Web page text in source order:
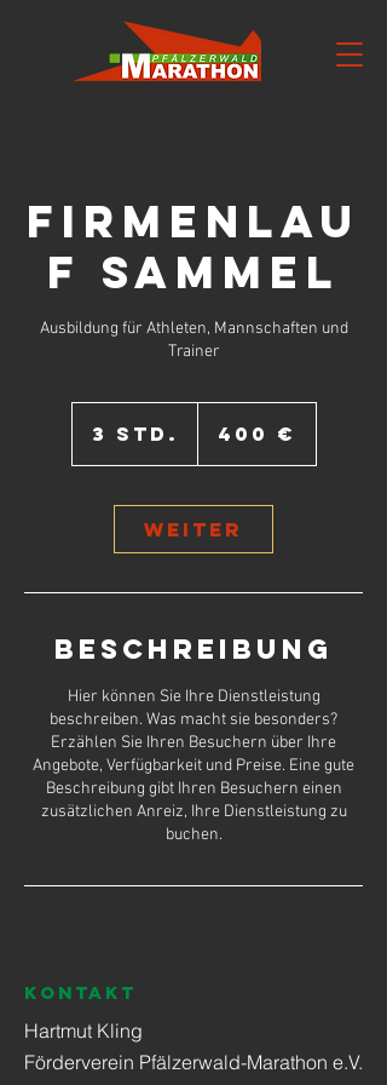
Firmenlau
f Sammel
Ausbildung für Athleten, Mannschaften und
Trainer
3 Std.
d
.
400 €
Weiter
Beschreibung
Hier können Sie Ihre Dienstleistung
beschreiben. Was macht sie besonders?
Erzählen Sie Ihren Besuchern über Ihre
Angebote, Verfügbarkeit und Preise. Eine gute
Beschreibung gibt Ihren Besuchern einen
zusätzlichen Anreiz, Ihre Dienstleistung zu
buchen.
KONTAKT
Hartmut Kling
Förderverein Pfälzerwald-Marathon e.V.